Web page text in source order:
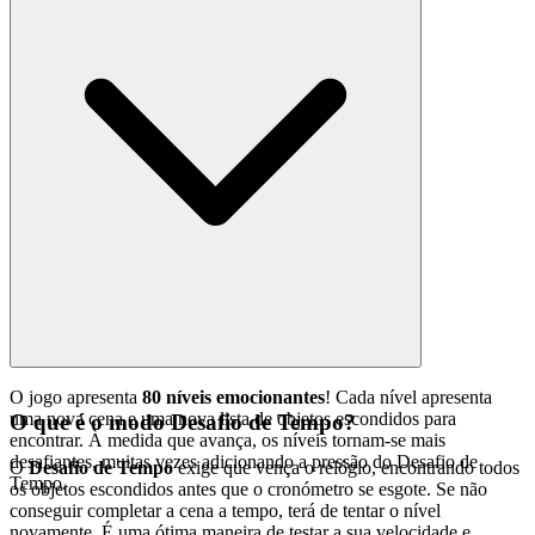
O jogo apresenta 80 níveis emocionantes! Cada nível apresenta
uma nova cena e uma nova lista de objetos escondidos para
encontrar. À medida que avança, os níveis tornam-se mais
desafiantes, muitas vezes adicionando a pressão do Desafio de
Tempo.
O que é o modo Desafio de Tempo?
ODesafio de Tempoexige que vença o relógio, encontrando todos
os objetos escondidos antes que o cronómetro se esgote. Se não
conseguir completar a cena a tempo, terá de tentar o nível